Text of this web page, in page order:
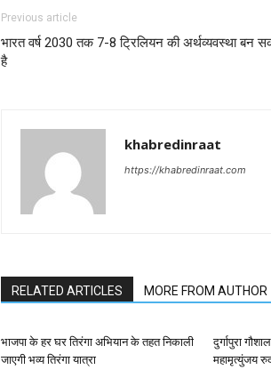
Previous article
भारत वर्ष 2030 तक 7-8 ट्रिलियन की अर्थव्यवस्था बन
है
khabredinraat
https://khabredinraat.com
RELATED ARTICLES MORE FROM AUTHOR
भाजपा के हर घर तिरंगा अभियान के तहत निकाली
जाएगी भव्य तिरंगा यात्रा
दुर्गापुरा
महामृत्युंजय